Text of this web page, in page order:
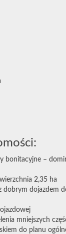
bonitacyjne –
2,35 ha
dobrym dojazdem
mniejszych
do planu